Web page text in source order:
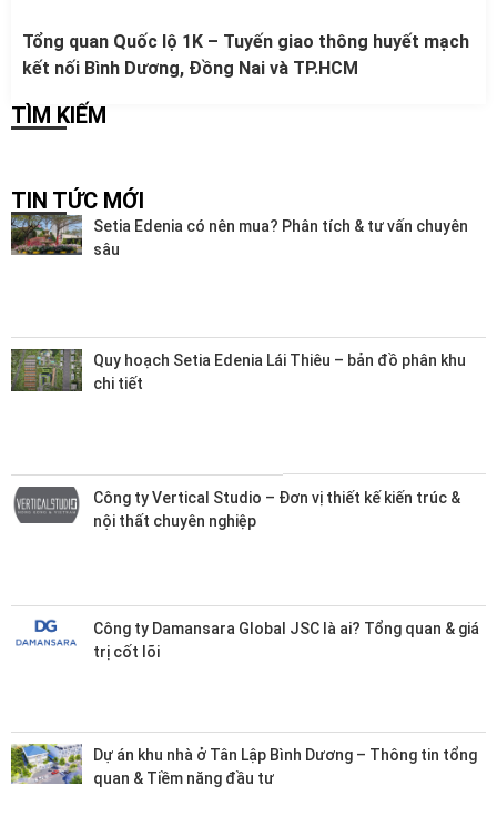
Tổng quan Quốc lộ 1K – Tuyến giao thông huyết mạch
kết nối Bình Dương, Đồng Nai và TP.HCM
TÌM KIẾM
TIN TỨC MỚI
Setia Edenia có nên mua? Phân tích & tư vấn chuyên
sâu
Quy hoạch Setia Edenia Lái Thiêu – bản đồ phân khu
chi tiết
Công ty Vertical Studio – Đơn vị thiết kế kiến trúc &
nội thất chuyên nghiệp
Công ty Damansara Global JSC là ai? Tổng quan & giá
trị cốt lõi
Dự án khu nhà ở Tân Lập Bình Dương – Thông tin tổng
quan & Tiềm năng đầu tư